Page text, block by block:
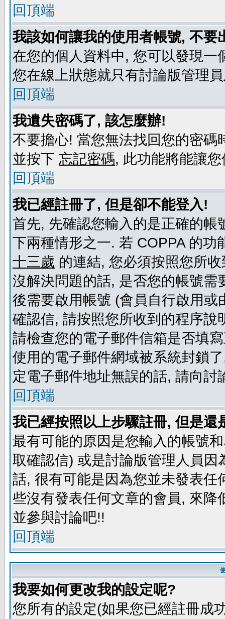
回頂端
我該如何讓我的使用者帳號, 不
在您的個人資料中, 您可以發現一
您在線上狀態就只有討論版管理
回頂端
我遺失密碼了, 該怎麼辦!
不要擔心! 當您無法找回您的密
並按下 忘記密碼, 此功能將能讓
回頂端
我已經註冊了, 但是卻不能登入!
首先, 先確認您輸入的是正確的
下兩種情形之一. 若 COPPA 的
十三歲 的連結, 您必須按照您所
沒解決問題的話, 是否您的帳號
後需要啟用帳號 (會員自行啟用
確認信, 請按照您所收到的程序
請檢查您的電子郵件信箱是否填
使用的電子郵件網域被系統封鎖
定電子郵件地址無誤的話, 請向
回頂端
我已經按照以上步驟註冊, 但是還
最有可能的原因是您輸入的帳號
取確認信) 或是討論版管理人員
話, 很有可能是因為您並未發表
些沒有發表任何文章的會員, 來
並參與討論吧!!
回頂端
我要如何更改我的設定呢?
您所有的設定(如果您已經註冊成